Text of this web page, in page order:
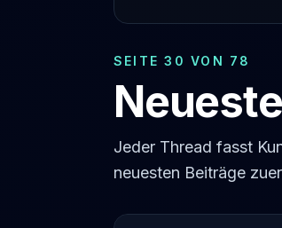
SEITE 30 VON 78
Jeder Thread fasst
neuesten Beiträge